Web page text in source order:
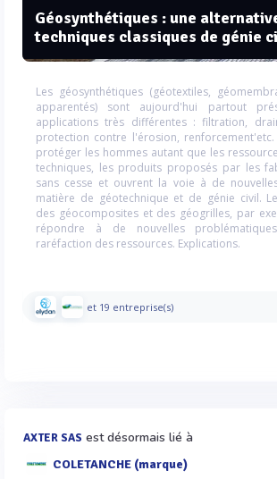
Géosynthétiques : une
techniques classiques de génie
Les géosynthétiques (géotextiles,
apparentés) sont aujourd'hui partout
applications très différentes : filtration,
protection contre l'érosion,
protéger les hommes autant que les
techniques, les produits proposés par les
sans cesse et ouvrent la voie à de
matière de géotechnique et de génie civil.
des géocomposites et des géogrilles, par
répondre à de nouvelles
raréfaction des ressources. Explications.
et 19 entreprise(s)
AXTER SAS est désormais lié à
COLETANCHE (marque)